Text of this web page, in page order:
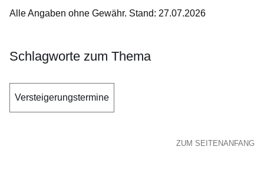
Alle Angaben ohne Gewähr. Stand: 27.07.2026
Schlagworte zum Thema
Versteigerungstermine
ZUM SEITENANFANG